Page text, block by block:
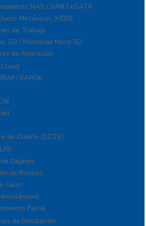
NAS / SAN / eSATA
Mecánicos (HDD)
de Trabajo
SD / Memorias Micro SD
de Aplicación
/ VMS / Hosting
Cloud
/ KAPOK
de Diseño (CCTV)
Objetos
de Rostros
Calor
Facial
de Instalación